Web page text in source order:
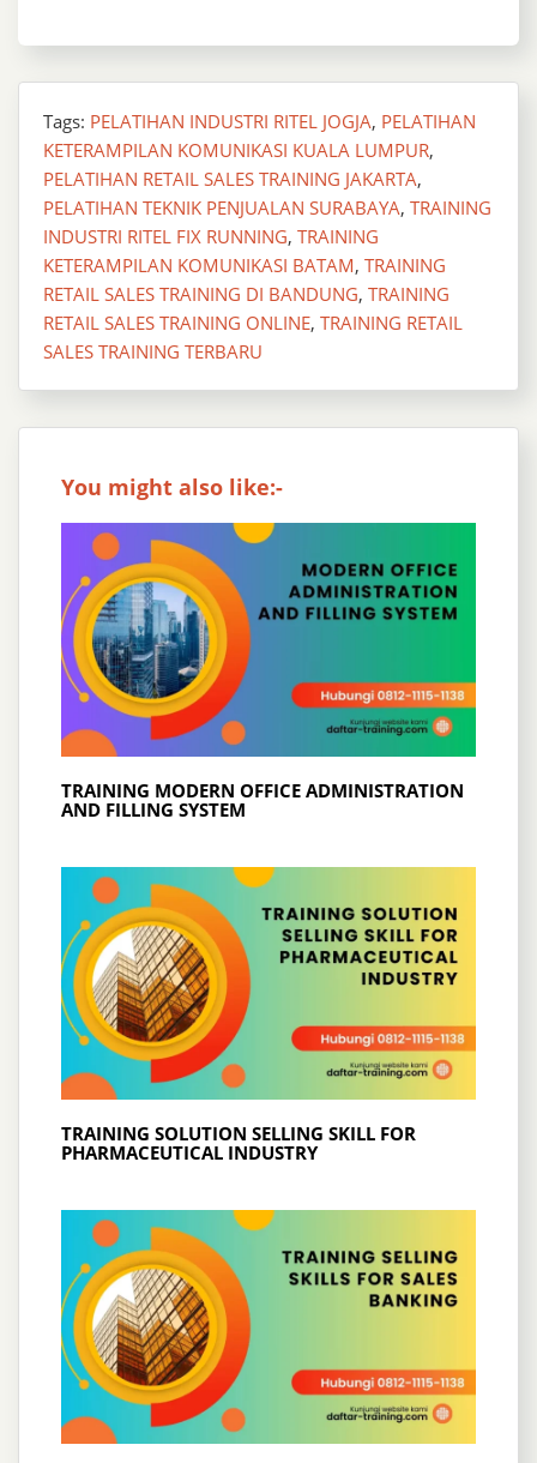
Tags: PELATIHAN INDUSTRI RITEL JOGJA, PELATIHAN
KETERAMPILAN KOMUNIKASI KUALA LUMPUR,
PELATIHAN RETAIL SALES TRAINING JAKARTA,
PELATIHAN TEKNIK PENJUALAN SURABAYA, TRAINING
INDUSTRI RITEL FIX RUNNING, TRAINING
KETERAMPILAN KOMUNIKASI BATAM, TRAINING
RETAIL SALES TRAINING DI BANDUNG, TRAINING
RETAIL SALES TRAINING ONLINE, TRAINING RETAIL
SALES TRAINING TERBARU
You might also like:-
TRAINING MODERN OFFICE ADMINISTRATION
AND FILLING SYSTEM
TRAINING SOLUTION SELLING SKILL FOR
PHARMACEUTICAL INDUSTRY